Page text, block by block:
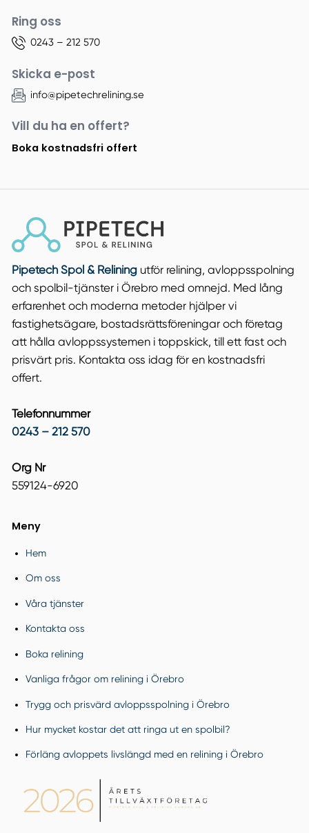
Ring oss
0243 – 212 570
Skicka e-post
info@pipetechrelining.se
Vill du ha en offert?
Boka kostnadsfri offert
Pipetech Spol & Relining utför relining, avloppsspolning
och spolbil-tjänster i Örebro med omnejd. Med lång
erfarenhet och moderna metoder hjälper vi
fastighetsägare, bostadsrättsföreningar och företag
att hålla avloppssystemen i toppskick, till ett fast och
prisvärt pris. Kontakta oss idag för en kostnadsfri
offert.
Telefonnummer
0243 – 212 570
Org Nr
559124-6920
Meny
Hem
Om oss
Våra tjänster
Kontakta oss
Boka relining
Vanliga frågor om relining i Örebro
Trygg och prisvärd avloppsspolning i Örebro
Hur mycket kostar det att ringa ut en spolbil?
Förläng avloppets livslängd med en relining i Örebro